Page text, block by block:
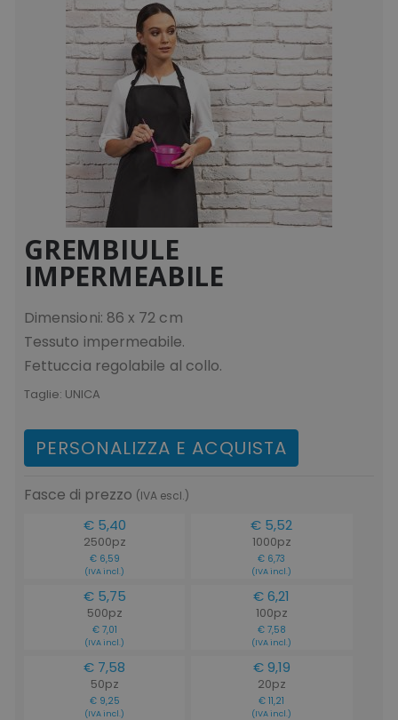
GREMBIULE
IMPERMEABILE
Dimensioni: 86 x 72 cm
Tessuto impermeabile.
Fettuccia regolabile al collo.
Taglie: UNICA
PERSONALIZZA E ACQUISTA
Fasce di prezzo (IVA escl.)
€ 5,40
2500pz
€ 6,59
(IVA incl.)
€ 5,52
1000pz
€ 6,73
(IVA incl.)
€ 5,75
500pz
€ 7,01
(IVA incl.)
€ 6,21
100pz
€ 7,58
(IVA incl.)
€ 7,58
50pz
€ 9,25
(IVA incl.)
€ 9,19
20pz
€ 11,21
(IVA incl.)